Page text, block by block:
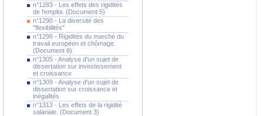
n°1283 - Les effets des rigidités
de l'emploi. (Document 5)
n°1290 - La diversité des
"flexibilités"
n°1296 - Rigidités du marché du
travail européen et chômage.
(Document 6)
n°1305 - Analyse d'un sujet de
dissertation sur investissement
et croissance
n°1309 - Analyse d'un sujet de
dissertation sur croissance et
inégalités
n°1313 - Les effets de la rigidité
salariale. (Document 3)